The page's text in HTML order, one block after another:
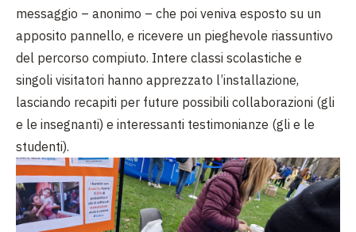
messaggio – anonimo – che poi veniva esposto su un
apposito pannello, e ricevere un pieghevole riassuntivo
del percorso compiuto. Intere classi scolastiche e
singoli visitatori hanno apprezzato l’installazione,
lasciando recapiti per future possibili collaborazioni (gli
e le insegnanti) e interessanti testimonianze (gli e le
studenti).